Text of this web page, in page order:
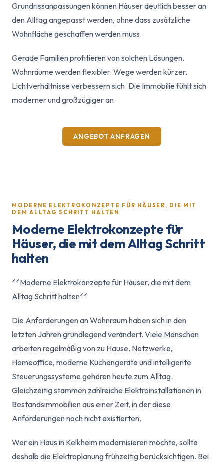
Grundrissanpassungen können Häuser deutlich besser an
den Alltag angepasst werden, ohne dass zusätzliche
Wohnfläche geschaffen werden muss.
Gerade Familien profitieren von solchen Lösungen.
Wohnräume werden flexibler. Wege werden kürzer.
Lichtverhältnisse verbessern sich. Die Immobilie fühlt sich
moderner und großzügiger an.
ANGEBOT ANFRAGEN
MODERNE ELEKTROKONZEPTE FÜR HÄUSER, DIE MIT
DEM ALLTAG SCHRITT HALTEN
Moderne Elektrokonzepte für
Häuser, die mit dem Alltag Schritt
halten
**Moderne Elektrokonzepte für Häuser, die mit dem
Alltag Schritt halten**
Die Anforderungen an Wohnraum haben sich in den
letzten Jahren grundlegend verändert. Viele Menschen
arbeiten regelmäßig von zu Hause. Netzwerke,
Homeoffice, moderne Küchengeräte und intelligente
Steuerungssysteme gehören heute zum Alltag.
Gleichzeitig stammen zahlreiche Elektroinstallationen in
Bestandsimmobilien aus einer Zeit, in der diese
Anforderungen noch nicht existierten.
Wer ein Haus in Kelkheim modernisieren möchte, sollte
deshalb die Elektroplanung frühzeitig berücksichtigen. Bei